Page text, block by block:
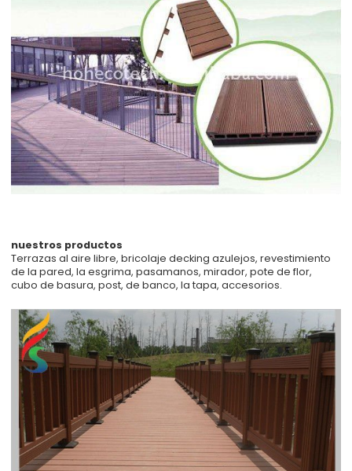
nuestros productos
Terrazas al aire libre, bricolaje decking azulejos, revestimiento
de la pared, la esgrima, pasamanos, mirador, pote de flor,
cubo de basura, post, de banco, la tapa, accesorios.